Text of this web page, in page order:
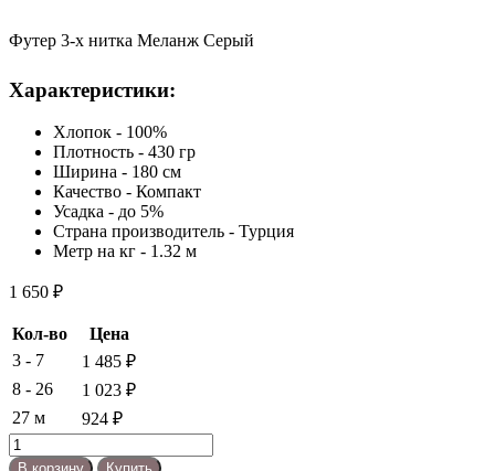
Футер 3-х нитка Меланж Серый
Характеристики:
Хлопок - 100%
Плотность - 430 гр
Ширина - 180 см
Качество - Компакт
Усадка - до 5%
Страна производитель - Турция
Метр на кг - 1.32 м
1 650 ₽
Кол-во
Цена
3 - 7
1 485 ₽
8 - 26
1 023 ₽
27 м
924 ₽
Количество
товара